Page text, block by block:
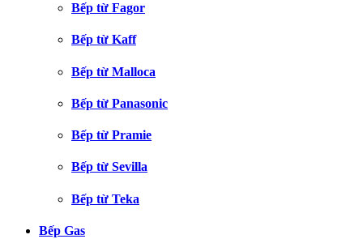
Bếp từ Fagor
Bếp từ Kaff
Bếp từ Malloca
Bếp từ Panasonic
Bếp từ Pramie
Bếp từ Sevilla
Bếp từ Teka
Bếp Gas